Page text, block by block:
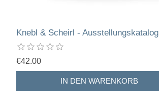
Knebl & Scheirl - Ausstellungskatalog
€42.00